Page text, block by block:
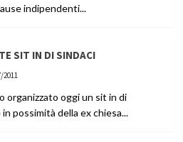
indipendenti...
SIT IN DI SINDACI
2011
organizzato oggi un sit in di
possimità della ex chiesa...